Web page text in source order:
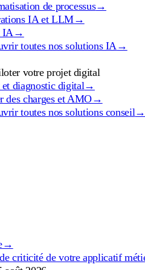
de processus→
IA et LLM→
IA→
toutes nos solutions IA→
votre projet digital
diagnostic digital→
des charges et AMO→
toutes nos solutions conseil→
→
criticité de votre applicatif